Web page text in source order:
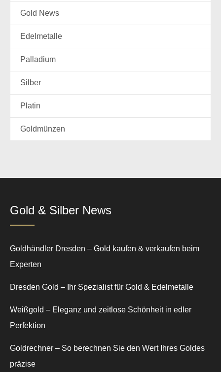
Gold News
Edelmetalle
Palladium
Silber
Platin
Goldmünzen
Gold & Silber News
Goldhändler Dresden – Gold kaufen & verkaufen beim
Experten
Dresden Gold – Ihr Spezialist für Gold & Edelmetalle
Weißgold – Eleganz und zeitlose Schönheit in edler
Perfektion
Goldrechner – So berechnen Sie den Wert Ihres Goldes
präzise